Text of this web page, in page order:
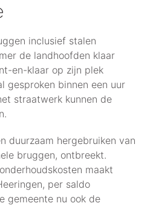
inclusief stalen
de landhoofden klaar
en-klaar op zijn plek
gesproken binnen een uur
straatwerk kunnen de
duurzaam hergebruiken van
bruggen, ontbreekt.
maakt
per saldo
gemeente nu ook de